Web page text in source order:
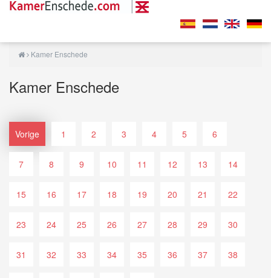
Kamer Enschede
Kamer Enschede
Vorige 1 2 3 4 5 6
7 8 9 10 11 12 13 14
15 16 17 18 19 20 21 22
23 24 25 26 27 28 29 30
31 32 33 34 35 36 37 38